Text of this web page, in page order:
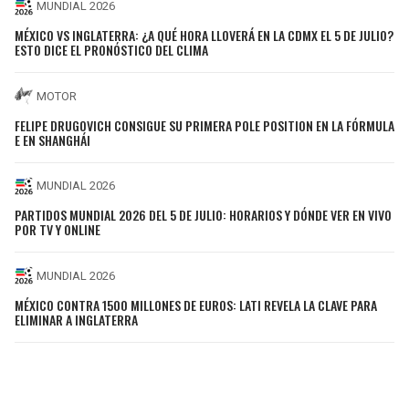
MUNDIAL 2026
MÉXICO VS INGLATERRA: ¿A QUÉ HORA LLOVERÁ EN LA CDMX EL 5 DE JULIO?
ESTO DICE EL PRONÓSTICO DEL CLIMA
MOTOR
FELIPE DRUGOVICH CONSIGUE SU PRIMERA POLE POSITION EN LA FÓRMULA
E EN SHANGHÁI
MUNDIAL 2026
PARTIDOS MUNDIAL 2026 DEL 5 DE JULIO: HORARIOS Y DÓNDE VER EN VIVO
POR TV Y ONLINE
MUNDIAL 2026
MÉXICO CONTRA 1500 MILLONES DE EUROS: LATI REVELA LA CLAVE PARA
ELIMINAR A INGLATERRA